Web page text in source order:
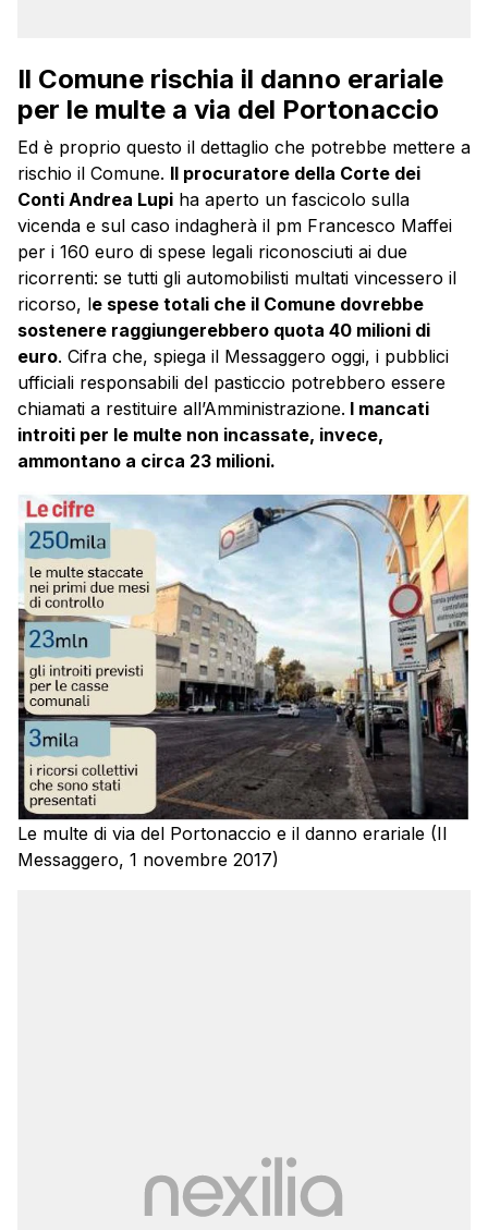
Il Comune rischia il danno erariale
per le multe a via del Portonaccio
Ed è proprio questo il dettaglio che potrebbe mettere a
rischio il Comune. Il procuratore della Corte dei
Conti Andrea Lupi ha aperto un fascicolo sulla
vicenda e sul caso indagherà il pm Francesco Maffei
per i 160 euro di spese legali riconosciuti ai due
ricorrenti: se tutti gli automobilisti multati vincessero il
ricorso, le spese totali che il Comune dovrebbe
sostenere raggiungerebbero quota 40 milioni di
euro. Cifra che, spiega il Messaggero oggi, i pubblici
ufficiali responsabili del pasticcio potrebbero essere
chiamati a restituire all’Amministrazione. I mancati
introiti per le multe non incassate, invece,
ammontano a circa 23 milioni.
Le multe di via del Portonaccio e il danno erariale (Il
Messaggero, 1 novembre 2017)